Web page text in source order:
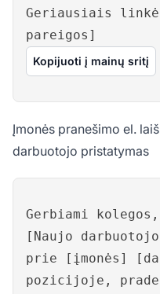
Geriausiais
pareigos]
Kopijuoti į mainų sritį
Įmonės pranešimo el.
darbuotojo pristatymas
Gerbiami kolegos,
[Naujo
prie [įmonės]
pozicijoje,